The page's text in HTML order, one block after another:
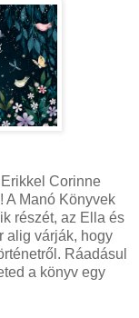
Corinne
A Manó Könyvek
részét, az Ella és
alig várják, hogy
Ráadásul
a könyv egy